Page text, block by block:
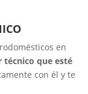
en
que esté
con él y te